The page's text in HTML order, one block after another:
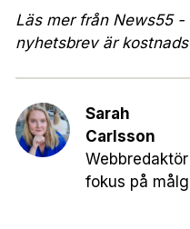
Läs mer från News55 -
nyhetsbrev är
Sarah
Carlsson
fokus på